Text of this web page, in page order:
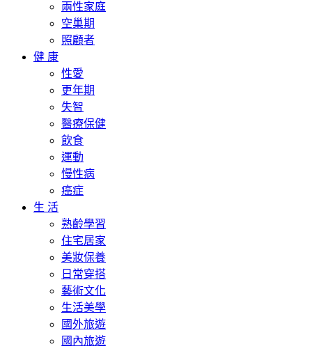
兩性家庭
空巢期
照顧者
健 康
性愛
更年期
失智
醫療保健
飲食
運動
慢性病
癌症
生 活
熟齡學習
住宅居家
美妝保養
日常穿搭
藝術文化
生活美學
國外旅遊
國內旅遊